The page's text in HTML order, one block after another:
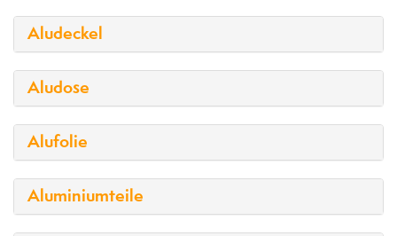
Aludeckel
Aludose
Alufolie
Aluminiumteile